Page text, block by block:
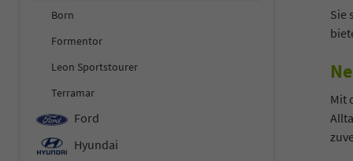
Sie
Mit
Born
Formentor
Leon Sportstourer
Terramar
Ford
Hyundai